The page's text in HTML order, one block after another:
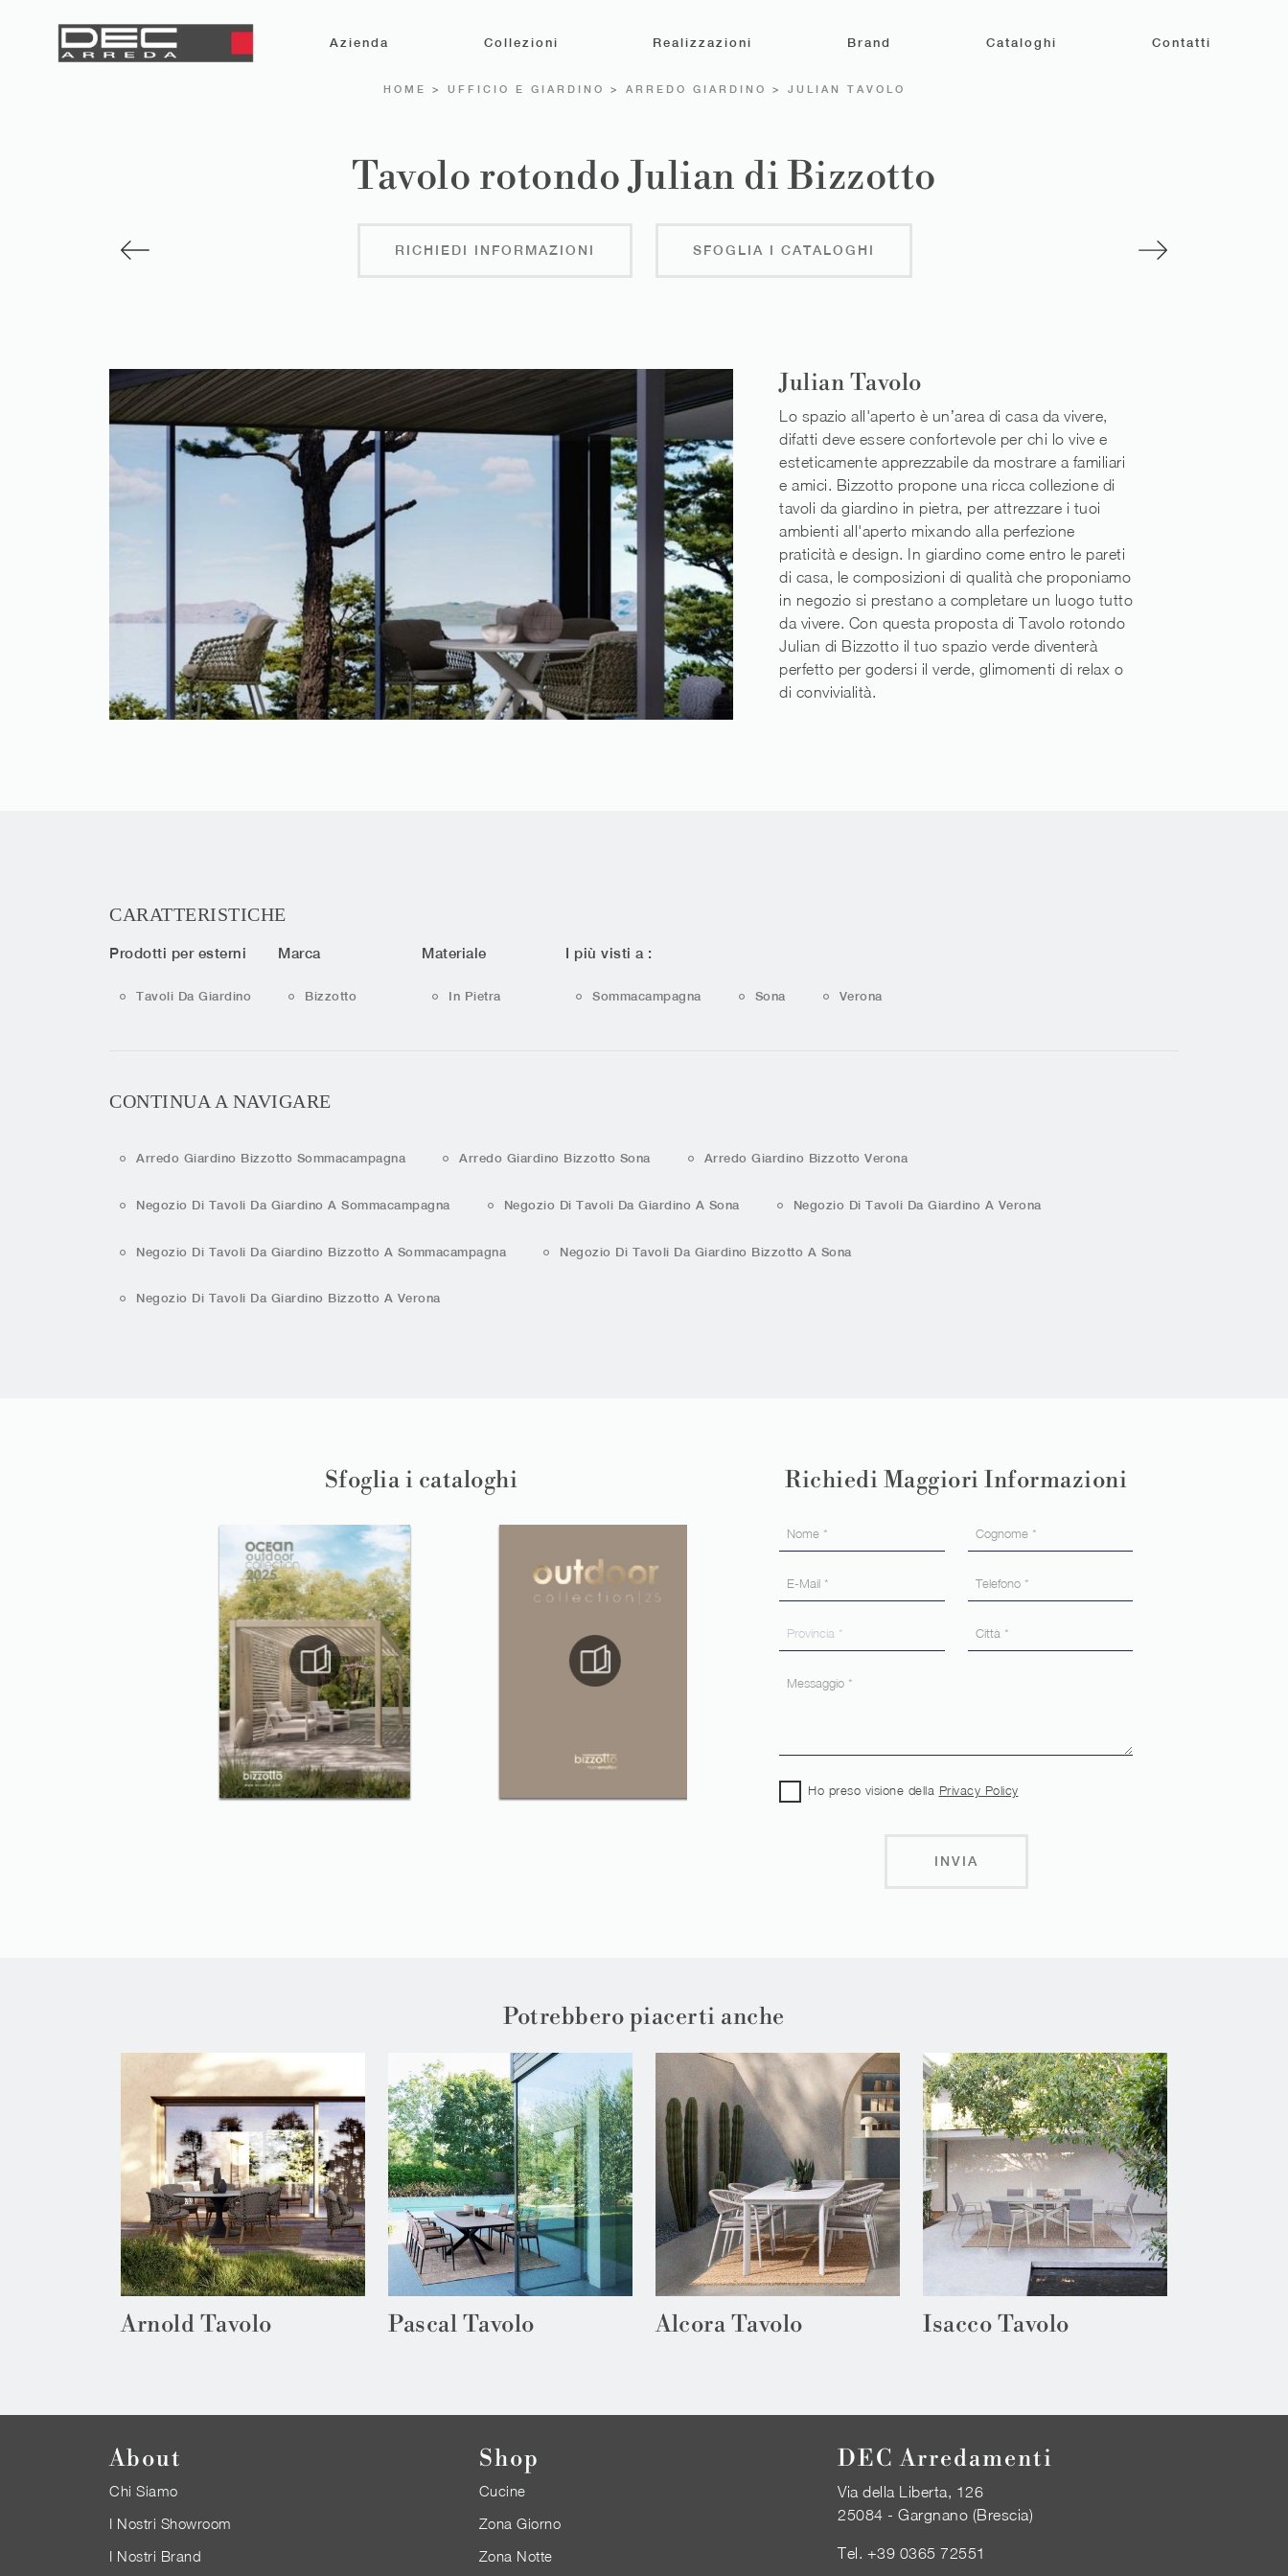
Azienda Collezioni Realizzazioni Brand Cataloghi Contatti
HOME > UFFICIO E GIARDINO > ARREDO GIARDINO > JULIAN TAVOLO
Tavolo rotondo Julian di Bizzotto
RICHIEDI INFORMAZIONI SFOGLIA I CATALOGHI
Julian Tavolo
Lo spazio all'aperto è un’area di casa da vivere,
difatti deve essere confortevole per chi lo vive e
esteticamente apprezzabile da mostrare a familiari
e amici. Bizzotto propone una ricca collezione di
tavoli da giardino in pietra, per attrezzare i tuoi
ambienti all'aperto mixando alla perfezione
praticità e design. In giardino come entro le pareti
di casa, le composizioni di qualità che proponiamo
in negozio si prestano a completare un luogo tutto
da vivere. Con questa proposta di Tavolo rotondo
Julian di Bizzotto il tuo spazio verde diventerà
perfetto per godersi il verde, glimomenti di relax o
di convivialità.
CARATTERISTICHE
Prodotti per esterni
Tavoli Da Giardino
Marca
Bizzotto
Materiale
In Pietra
I più visti a :
Sommacampagna Sona Verona
CONTINUA A NAVIGARE
Arredo Giardino Bizzotto Sommacampagna Arredo Giardino Bizzotto Sona Arredo Giardino Bizzotto Verona
Negozio Di Tavoli Da Giardino A Sommacampagna Negozio Di Tavoli Da Giardino A Sona Negozio Di Tavoli Da Giardino A Verona
Negozio Di Tavoli Da Giardino Bizzotto A Sommacampagna Negozio Di Tavoli Da Giardino Bizzotto A Sona
Negozio Di Tavoli Da Giardino Bizzotto A Verona
Sfoglia i cataloghi Richiedi Maggiori Informazioni
Ho preso visione della Privacy Policy
INVIA
Potrebbero piacerti anche
Arnold Tavolo Pascal Tavolo Alcora Tavolo Isacco Tavolo
About
Chi Siamo
I Nostri Showroom
I Nostri Brand
Shop
Cucine
Zona Giorno
Zona Notte
DEC Arredamenti
Via della Liberta, 126
25084 - Gargnano (Brescia)
Tel. +39 0365 72551